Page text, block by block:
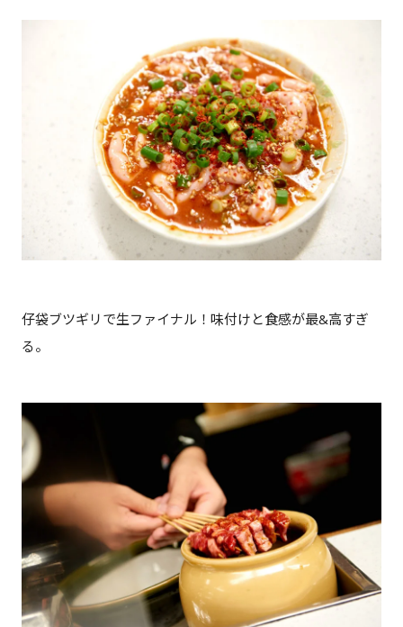
仔袋ブツギリで生ファイナル！味付けと食感が最&高すぎ
る。